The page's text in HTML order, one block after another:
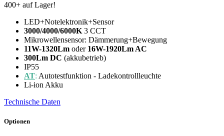
400+ auf Lager!
LED+Notelektronik+Sensor
3000/4000/6000K 3 CCT
Mikrowellensensor: Dämmerung+Bewegung
11W-1320Lm oder 16W-1920Lm AC
300Lm DC (akkubetrieb)
IP55
AT: Autotestfunktion - Ladekontrollleuchte
Li-ion Akku
Technische Daten
Optionen